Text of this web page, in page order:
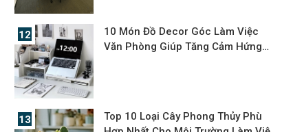
10 Món Đồ Decor Góc Làm Việc
Văn Phòng Giúp Tăng Cảm Hứng
Top 10 Loại Cây Phong Thủy Phù